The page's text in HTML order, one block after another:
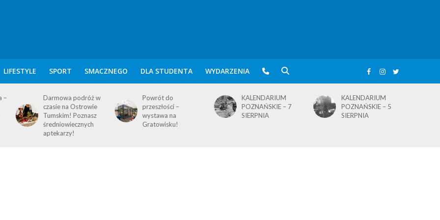
LIFESTYLE SPORT SMACZNEGO DLA STUDENTA WYDARZENIA
Powrót do
przeszłości –
wystawa na
Gratowisku!
KALENDARIUM
POZNAŃSKIE – 7
SIERPNIA
KALENDARIUM
POZNAŃSKIE – 5
SIERPNIA
KALENDARIUM
POZNAŃSKIE – 4
SIERPNIA